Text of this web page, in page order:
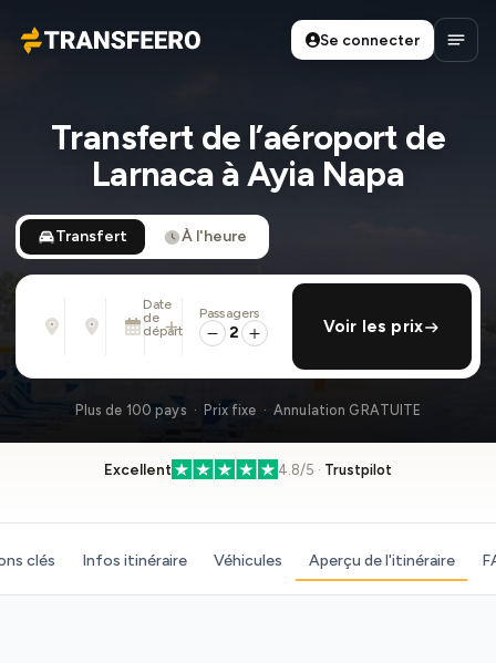
Transfeero
Se connecter
Transfert de l’aéroport de
Larnaca à Ayia Napa
Transfert À l'heure
Adresse, aéroport, hôtel, ...
Adresse, aéroport, hôtel, ...
Date
de
départ
Mar. 11 Août · 13:45
ajouter retour
Passagers
2 Voir les prix
Plus de 100 pays · Prix fixe · Annulation GRATUITE
Excellent 4.8/5 · Trustpilot
clés Infos itinéraire Véhicules Aperçu de l'itinéraire